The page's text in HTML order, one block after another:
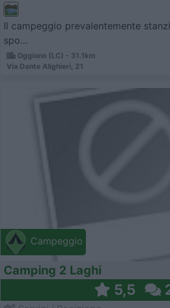
Il campeggio prevalentemente
spo...
Oggiono (LC) - 31.1km
Via Dante Alighieri, 21
Campeggio
Camping 2 Laghi
5,5